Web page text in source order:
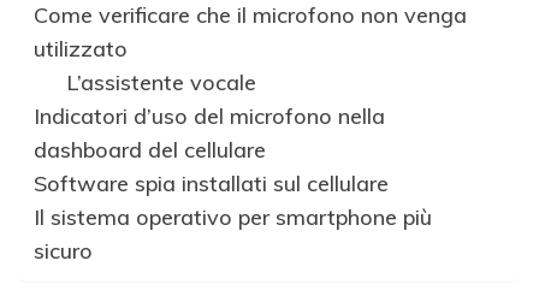
Come verificare che il microfono non venga
utilizzato
L’assistente vocale
Indicatori d’uso del microfono nella
dashboard del cellulare
Software spia installati sul cellulare
Il sistema operativo per smartphone più
sicuro